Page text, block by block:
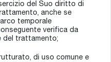
del Suo diritto di
anche se
temporale
verifica da
del trattamento;
di uso comune e